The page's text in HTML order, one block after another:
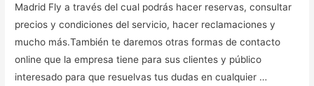
Madrid Fly a través del cual podrás hacer reservas, consultar
precios y condiciones del servicio, hacer reclamaciones y
mucho más.También te daremos otras formas de contacto
online que la empresa tiene para sus clientes y público
interesado para que resuelvas tus dudas en cualquier …